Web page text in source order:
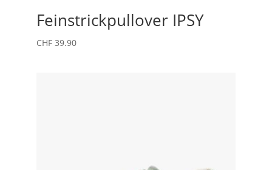
Feinstrickpullover IPSY
CHF39.90